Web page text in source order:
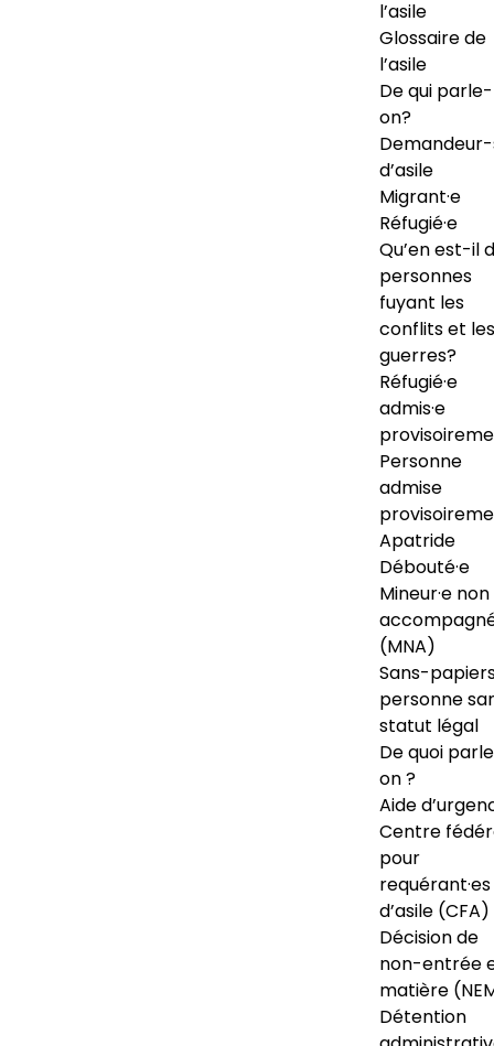
l’asile
Glossaire de
l’asile
De qui
on?
d’asile
Migrant·e
Réfugié·e
Qu’en est-il
personnes
fuyant les
conflits et les
guerres?
Réfugié·e
admis·e
Personne
admise
Apatride
Débouté·e
Mineur·e non
(MNA)
Sans-
personne
statut légal
De quoi
on ?
Aide
Centre
pour
requérant·es
d’asile (CFA)
Décision de
non-entrée
matière
Détention